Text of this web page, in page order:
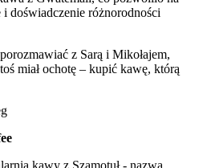
doświadczenie różnorodności
z Sarą i Mikołajem,
miał ochotę – kupić kawę, którą